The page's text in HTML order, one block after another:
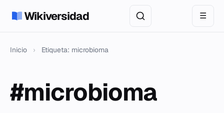
Wikiversidad ☰
Inicio › Etiqueta: microbioma
#microbioma